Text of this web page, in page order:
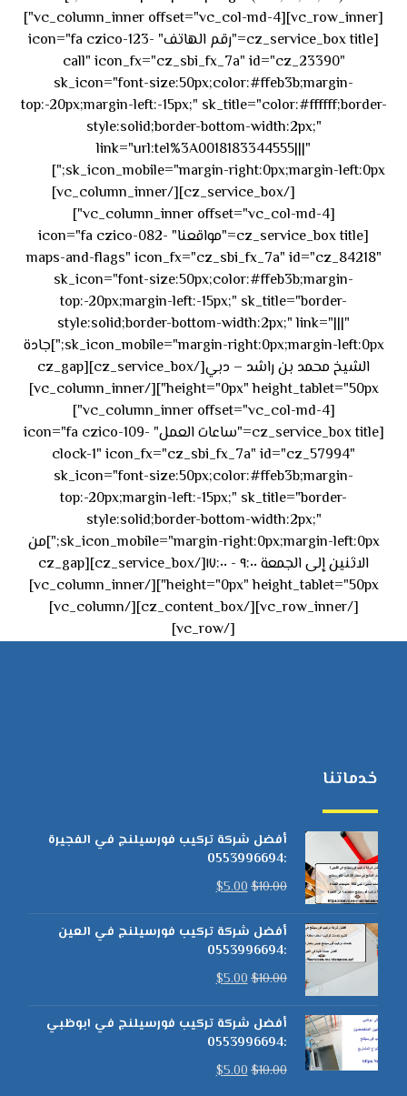
[vc_row_inner][vc_column_inner offset="vc_col-md-4"]
[cz_service_box title="رقم الهاتف" icon="fa czico-123-
call" icon_fx="cz_sbi_fx_7a" id="cz_23390"
sk_icon="font-size:50px;color:#ffeb3b;margin-
top:-20px;margin-left:-15px;" sk_title="color:#ffffff;border-
style:solid;border-bottom-width:2px;"
link="url:tel%3A0018183344555|||"
sk_icon_mobile="margin-right:0px;margin-left:0px;"]
[/cz_service_box][/vc_column_inner]
[vc_column_inner offset="vc_col-md-4"]
[cz_service_box title="مواقعنا" icon="fa czico-082-
maps-and-flags" icon_fx="cz_sbi_fx_7a" id="cz_84218"
sk_icon="font-size:50px;color:#ffeb3b;margin-
top:-20px;margin-left:-15px;" sk_title="border-
style:solid;border-bottom-width:2px;" link="|||"
sk_icon_mobile="margin-right:0px;margin-left:0px;"]جادة
الشيخ محمد بن راشد – دبي[/cz_service_box][cz_gap
height="0px" height_tablet="50px"][/vc_column_inner]
[vc_column_inner offset="vc_col-md-4"]
[cz_service_box title="ساعات العمل" icon="fa czico-109-
clock-1" icon_fx="cz_sbi_fx_7a" id="cz_57994"
sk_icon="font-size:50px;color:#ffeb3b;margin-
top:-20px;margin-left:-15px;" sk_title="border-
style:solid;border-bottom-width:2px;"
sk_icon_mobile="margin-right:0px;margin-left:0px;"]من
الاثنين إلى الجمعة ٩:٠٠ - ١٧:٠٠[/cz_service_box][cz_gap
height="0px" height_tablet="50px"][/vc_column_inner]
[/vc_row_inner][/cz_content_box][/vc_column]
[/vc_row]
خدماتنا
أفضل شركة تركيب فورسيلنج في الفجيرة
:0553996694
$10.00
$5.00
أفضل شركة تركيب فورسيلنج في العين
:0553996694
$10.00
$5.00
أفضل شركة تركيب فورسيلنج في ابوظبي
:0553996694
$10.00
$5.00